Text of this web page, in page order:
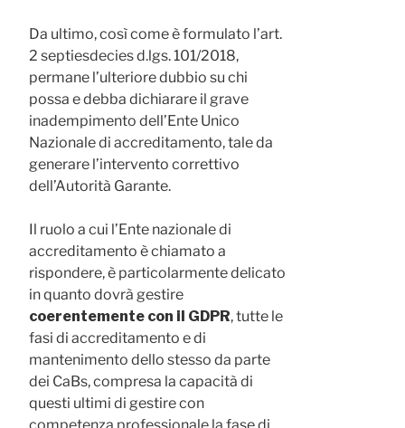
Da ultimo, così come è formulato l’art.
2 septiesdecies d.lgs. 101/2018,
permane l’ulteriore dubbio su chi
possa e debba dichiarare il grave
inadempimento dell’Ente Unico
Nazionale di accreditamento, tale da
generare l’intervento correttivo
dell’Autorità Garante.
Il ruolo a cui l’Ente nazionale di
accreditamento è chiamato a
rispondere, è particolarmente delicato
in quanto dovrà gestire
coerentemente con il GDPR, tutte le
fasi di accreditamento e di
mantenimento dello stesso da parte
dei CaBs, compresa la capacità di
questi ultimi di gestire con